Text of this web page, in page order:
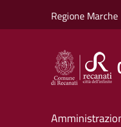
Regione Marche